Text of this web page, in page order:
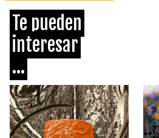
Te pueden
interesar
...